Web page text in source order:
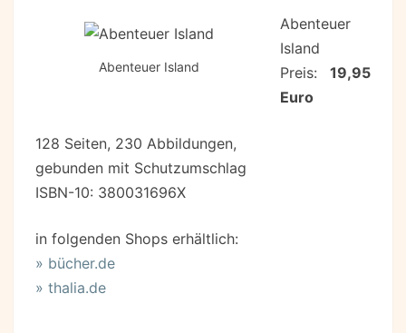
Abenteuer Island
Abenteuer
Island
Preis: 19,95
Euro
128 Seiten, 230 Abbildungen,
gebunden mit Schutzumschlag
ISBN-10: 380031696X
in folgenden Shops erhältlich:
» bücher.de
» thalia.de